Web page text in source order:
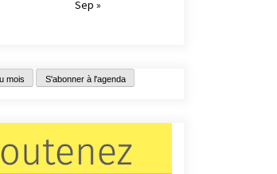
Sep »
mois S'abonner à l'agenda